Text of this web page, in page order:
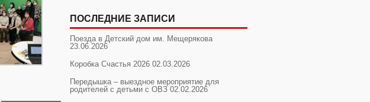
ПОСЛЕДНИЕ ЗАПИСИ
Поезда в Детский дом им. Мещерякова
23.06.2026
Коробка Счастья 2026 02.03.2026
Передышка – выездное мероприятие для
родителей с детьми с ОВЗ 02.02.2026